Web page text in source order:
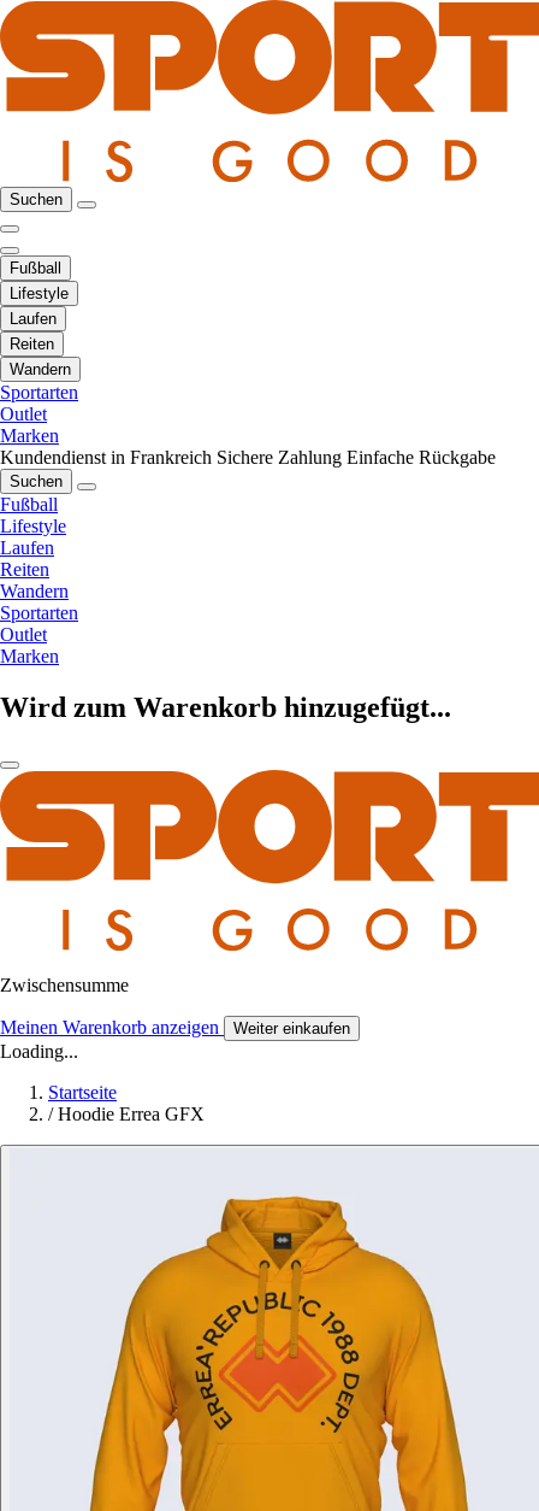
Suchen
Fußball
Lifestyle
Laufen
Reiten
Wandern
Sportarten
Outlet
Marken
Kundendienst in Frankreich Sichere Zahlung Einfache Rückgabe
Suchen
Fußball
Lifestyle
Laufen
Reiten
Wandern
Sportarten
Outlet
Marken
Wird zum Warenkorb hinzugefügt...
Zwischensumme
Meinen Warenkorb anzeigen Weiter einkaufen
Loading...
Startseite
/ Hoodie Errea GFX